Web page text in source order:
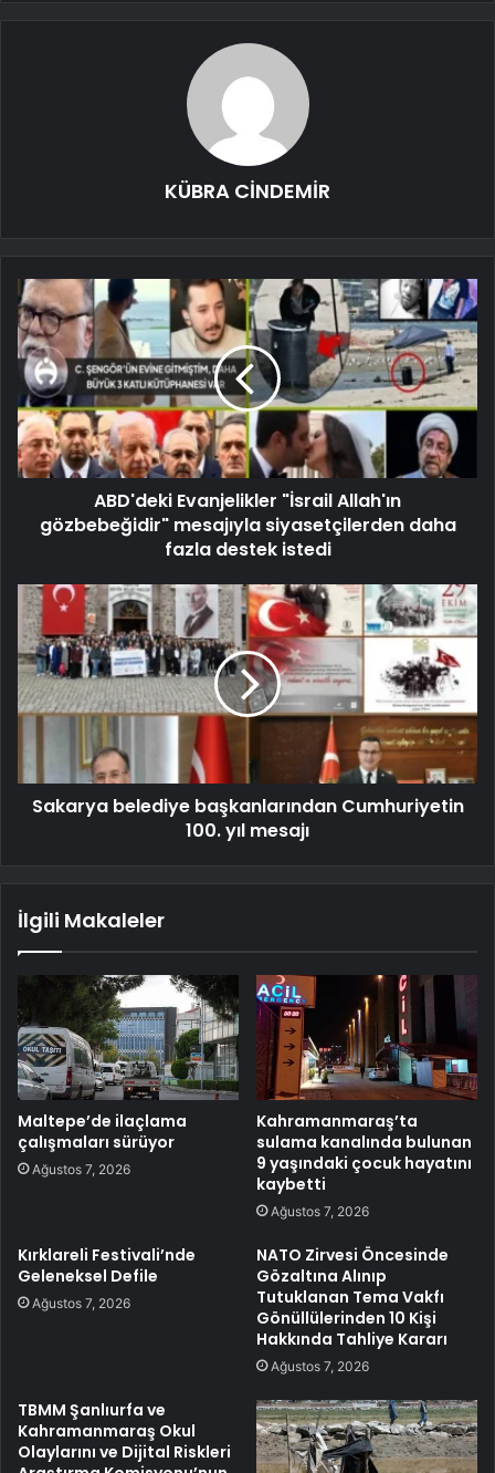
KÜBRA CİNDEMİR
ABD'deki Evanjelikler "İsrail Allah'ın
gözbebeğidir" mesajıyla siyasetçilerden daha
fazla destek istedi
Sakarya belediye başkanlarından Cumhuriyetin
100. yıl mesajı
İlgili Makaleler
Maltepe’de ilaçlama
çalışmaları sürüyor
Ağustos 7, 2026
Kahramanmaraş’ta
sulama kanalında bulunan
9 yaşındaki çocuk hayatını
kaybetti
Ağustos 7, 2026
Kırklareli Festivali’nde
Geleneksel Defile
Ağustos 7, 2026
NATO Zirvesi Öncesinde
Gözaltına Alınıp
Tutuklanan Tema Vakfı
Gönüllülerinden 10 Kişi
Hakkında Tahliye Kararı
Ağustos 7, 2026
TBMM Şanlıurfa ve
Kahramanmaraş Okul
Olaylarını ve Dijital Riskleri